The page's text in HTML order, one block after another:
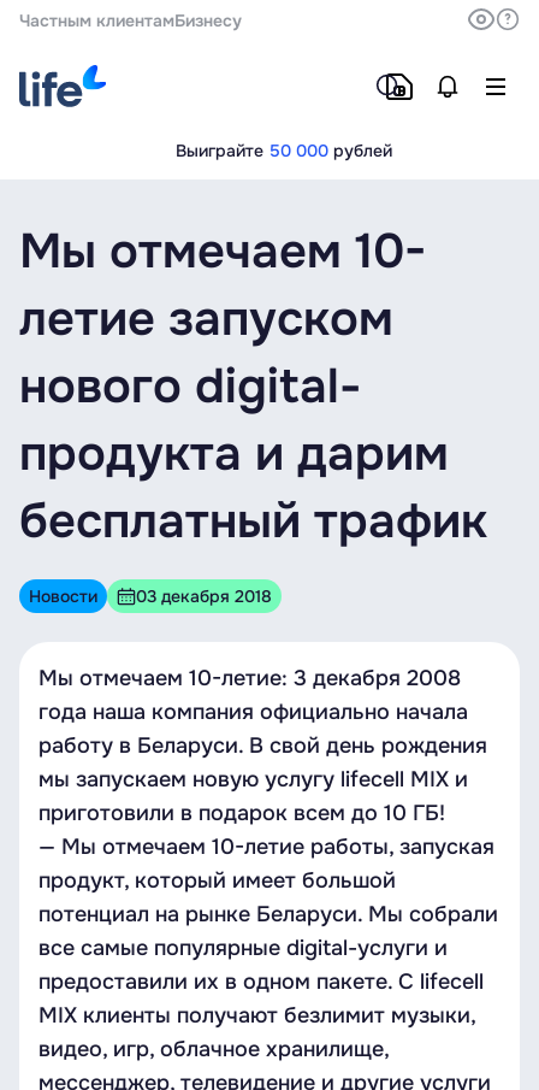
Частным клиентамБизнесу
Выиграйте 50 000 рублей
Мы отмечаем 10-
летие запуском
нового digital-
продукта и дарим
бесплатный трафик
Новости 03 декабря 2018
Мы отмечаем 10-летие: 3 декабря 2008
года наша компания официально начала
работу в Беларуси. В свой день рождения
мы запускаем новую услугу lifecell MIX и
приготовили в подарок всем до 10 ГБ!
— Мы отмечаем 10-летие работы, запуская
продукт, который имеет большой
потенциал на рынке Беларуси. Мы собрали
все самые популярные digital-услуги и
предоставили их в одном пакете. С lifecell
MIX клиенты получают безлимит музыки,
видео, игр, облачное хранилище,
мессенджер, телевидение и другие услуги